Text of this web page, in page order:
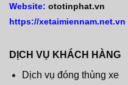
Website: ototinphat.vn
https://xetaimiennam.net.vn
DỊCH VỤ KHÁCH HÀNG
Dịch vụ đóng thùng xe